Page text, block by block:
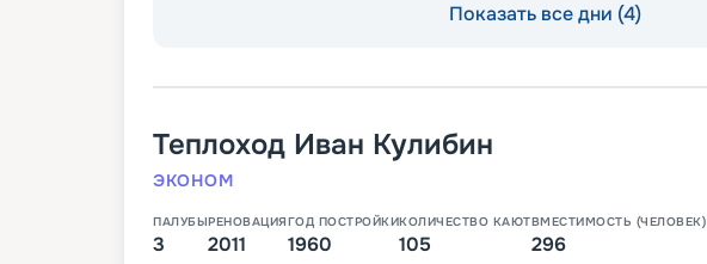
Показать все дни (4)
Теплоход Иван Кулибин
ЭКОНОМ
ПАЛУБЫ
3
РЕНОВАЦИЯ
2011
ГОД ПОСТРОЙКИ
1960
КОЛИЧЕСТВО КАЮТ
105
ВМЕСТИМОСТЬ (ЧЕЛОВЕК)
296